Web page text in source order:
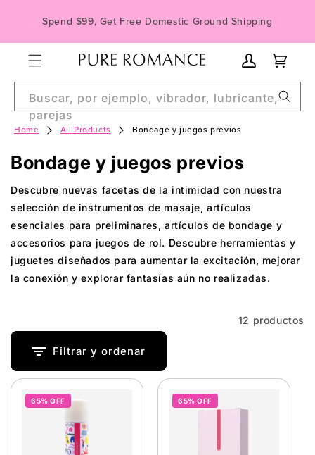
contenido
Spend $99, Get Free Domestic Ground Shipping
Account
Carro
Buscar, por ejemplo, vibrador, lubricante,
parejas
Home All Products Bondage y juegos previos
R
e
c
o
p
i
i
ó
Bondage y juegos previos
Descubre nuevas facetas de la intimidad con nuestra
selección de instrumentos de masaje, artículos
esenciales para preliminares, artículos de bondage y
accesorios para juegos de rol. Descubre herramientas y
juguetes diseñados para aumentar la excitación, mejorar
la conexión y explorar fantasías aún no realizadas.
12 productos
Filtrar y ordenar
65% OFF 65% OFF